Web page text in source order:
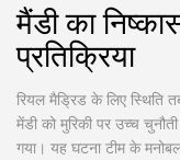
मैंडी का
प्रतिक्रिया
रियल मैड्रिड के लिए स्थिति
मेंडी को मुरिकी पर उच्च
गया। यह घटना टीम के